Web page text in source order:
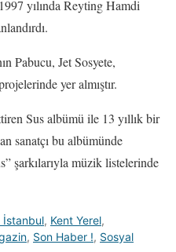
yılında Reyting Hamdi
Pabucu, Jet Sosyete,
yer almıştır.
Sus albümü ile 13 yıllık bir
sanatçı bu albümünde
şarkılarıyla müzik listelerinde
İstanbul, Kent Yerel,
, Son Haber !, Sosyal